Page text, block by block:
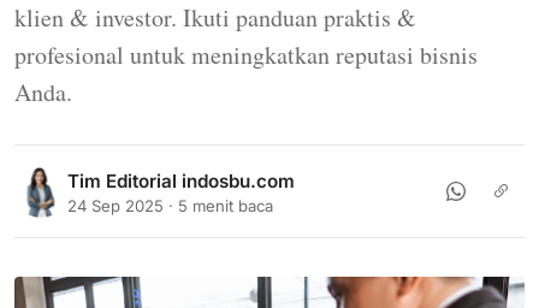
klien & investor. Ikuti panduan praktis &
profesional untuk meningkatkan reputasi bisnis
Anda.
Tim Editorial indosbu.com
24 Sep 2025 · 5 menit baca